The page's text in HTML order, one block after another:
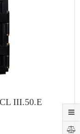
III.50.Е